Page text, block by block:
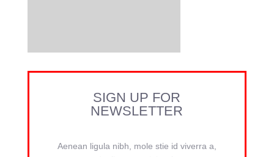
SIGN UP FOR
NEWSLETTER
Aenean ligula nibh, mole stie id viverra a,